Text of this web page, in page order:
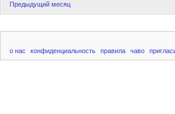
Предыдущий месяц
о нас конфиденциальность правила чаво